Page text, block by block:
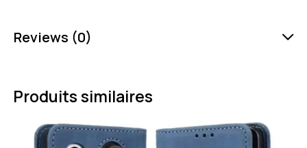
Reviews (0)
Produits similaires